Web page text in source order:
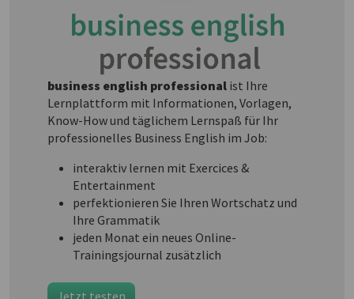
business english professional ist Ihre
Lernplattform mit Informationen, Vorlagen,
Know-How und täglichem Lernspaß für Ihr
professionelles Business English im Job:
interaktiv lernen mit Exercices &
Entertainment
perfektionieren Sie Ihren Wortschatz und
Ihre Grammatik
jeden Monat ein neues Online-
Trainingsjournal zusätzlich
Jetzt testen